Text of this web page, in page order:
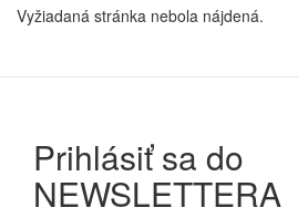
Vyžiadaná stránka nebola nájdená.
Prihlásiť sa do
NEWSLETTERA